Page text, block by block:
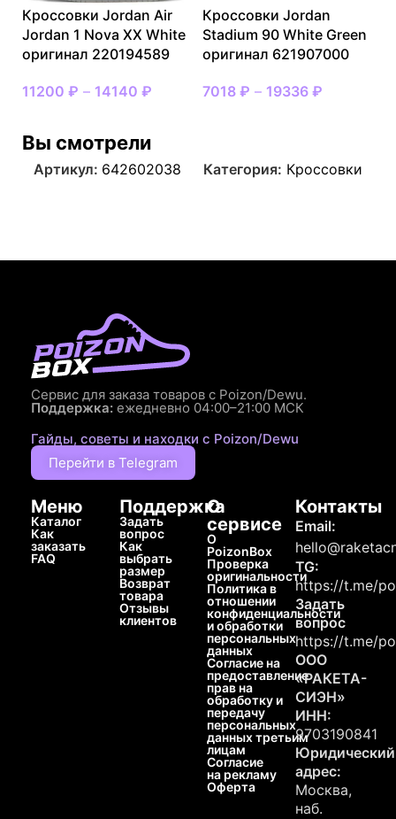
Кроссовки Jordan Air
Jordan 1 Nova XX White
оригинал 220194589
11200 ₽ – 14140 ₽
Кроссовки Jordan
Stadium 90 White Green
оригинал 621907000
7018 ₽ – 19336 ₽
Вы смотрели
Артикул: 642602038 Категория: Кроссовки
Сервис для заказа товаров с Poizon/Dewu.
Поддержка: ежедневно 04:00–21:00 МСК
Гайды, советы и находки с Poizon/Dewu
Перейти в Telegram
Меню
Каталог
Как
заказать
FAQ
Поддержка
Задать
вопрос
Как
выбрать
размер
Возврат
товара
Отзывы
клиентов
О
сервисе
О
PoizonBox
Проверка
оригинальности
Политика в
отношении
конфиденциальности
и обработки
персональных
данных
Согласие на
предоставление
прав на
обработку и
передачу
персональных
данных третьим
лицам
Согласие
на рекламу
Оферта
Контакты
Email:
TG:
https://t.me/
Задать
вопрос
https://t.me/
ООО
«РАКЕТА-
СИЭН»
ИНН:
9703190841
Юридический
адрес:
Москва,
наб.